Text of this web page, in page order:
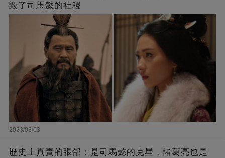
毀了司馬懿的社稷
2023/08/03
歷史上真實的張郃：是司馬懿的克星，諸葛亮也是